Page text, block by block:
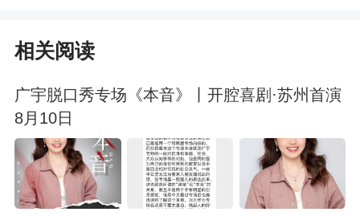
相关阅读
广宇脱口秀专场《本音》丨开腔喜剧·苏州首演
8月10日